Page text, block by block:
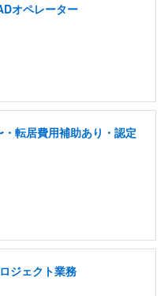
オペレーター
転居費用補助あり・認定
ジェクト業務